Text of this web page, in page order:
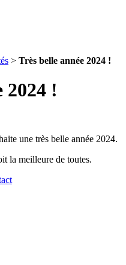
> Très belle année 2024 !
une très belle année 2024.
la meilleure de toutes.